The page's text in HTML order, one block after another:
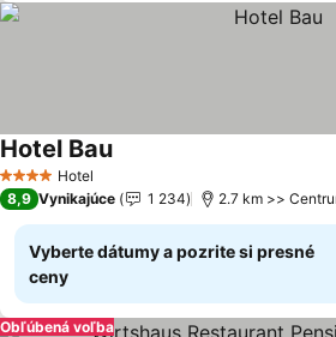
4 Počet hviezdičiek
Hotel
Hotel BauZobraziť ceny
8,9 Vynikajúce 1 234 2.7 km >>
Vyberte dátumy a pozrite si presné
ceny
Obľúbená voľba